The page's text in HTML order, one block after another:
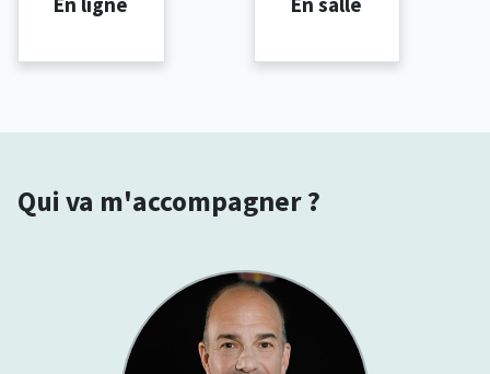
Qui va m'accompagner ?